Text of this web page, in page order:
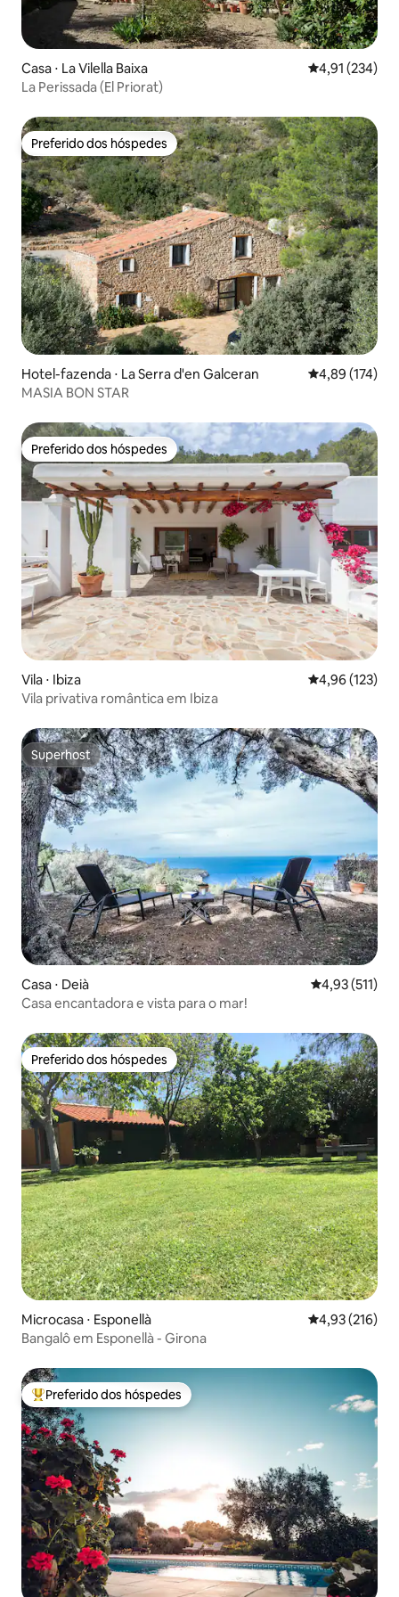
Casa ⋅ La Vilella Baixa 4,91 de uma
4,91 (234)
La Perissada (El Priorat)
Preferido dos hóspedes
Preferido dos hóspedes
Hotel-fazenda ⋅ La Serra d'en Galceran 4,89 de uma
4,89 (174)
MASIA BON STAR
Preferido dos hóspedes
Preferido dos hóspedes
Vila ⋅ Ibiza 4,96 de uma
4,96 (123)
Vila privativa romântica em Ibiza
Superhost
Superhost
Casa ⋅ Deià 4,93 de uma
4,93 (511)
Casa encantadora e vista para o mar!
Preferido dos hóspedes
Preferido dos hóspedes
Microcasa ⋅ Esponellà 4,93 de uma
4,93 (216)
Bangalô em Esponellà - Girona
Entre os melhores preferidos dos hóspedes
Preferido dos hóspedes